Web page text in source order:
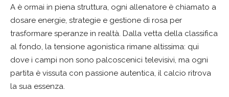
A è ormai in piena struttura, ogni allenatore è chiamato a
dosare energie, strategie e gestione di rosa per
trasformare speranze in realtà. Dalla vetta della classifica
al fondo, la tensione agonistica rimane altissima: qui
dove i campi non sono palcoscenici televisivi, ma ogni
partita è vissuta con passione autentica, il calcio ritrova
la sua essenza.